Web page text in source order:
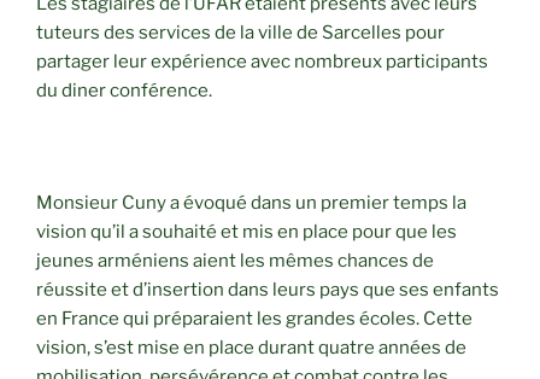
tuteurs des services de la ville de Sarcelles pour
partager leur expérience avec nombreux participants
du diner conférence.
Monsieur Cuny a évoqué dans un premier temps la
vision qu’il a souhaité et mis en place pour que les
jeunes arméniens aient les mêmes chances de
réussite et d’insertion dans leurs pays que ses enfants
en France qui préparaient les grandes écoles. Cette
vision, s’est mise en place durant quatre années de